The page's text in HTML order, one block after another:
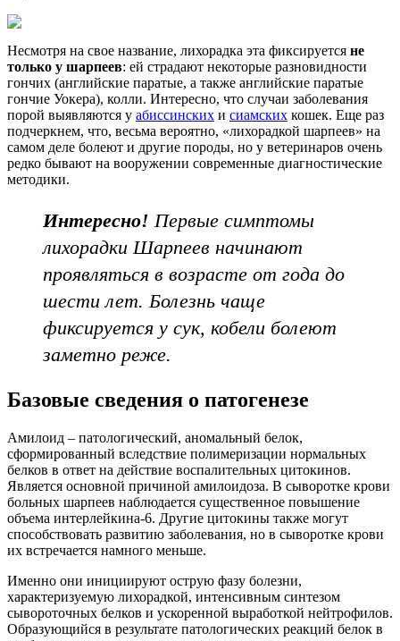
Несмотря на свое название, лихорадка эта фиксируется не
только у шарпеев: ей страдают некоторые разновидности
гончих (английские паратые, а также английские паратые
гончие Уокера), колли. Интересно, что случаи заболевания
порой выявляются у абиссинских и сиамских кошек. Еще раз
подчеркнем, что, весьма вероятно, «лихорадкой шарпеев» на
самом деле болеют и другие породы, но у ветеринаров очень
редко бывают на вооружении современные диагностические
методики.
Интересно! Первые симптомы
лихорадки Шарпеев начинают
проявляться в возрасте от года до
шести лет. Болезнь чаще
фиксируется у сук, кобели болеют
заметно реже.
Базовые сведения о патогенезе
Амилоид – патологический, аномальный белок,
сформированный вследствие полимеризации нормальных
белков в ответ на действие воспалительных цитокинов.
Является основной причиной амилоидоза. В сыворотке крови
больных шарпеев наблюдается существенное повышение
объема интерлейкина-6. Другие цитокины также могут
способствовать развитию заболевания, но в сыворотке крови
их встречается намного меньше.
Именно они инициируют острую фазу болезни,
характеризуемую лихорадкой, интенсивным синтезом
сывороточных белков и ускоренной выработкой нейтрофилов.
Образующийся в результате патологических реакций белок в